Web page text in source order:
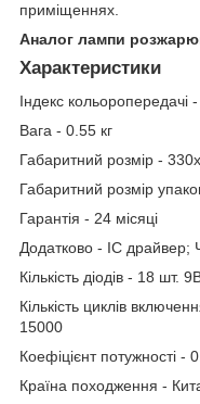
приміщеннях.
Аналог лампи
Характеристики
Індекс кольоропередачі
Вага - 0.55 кг
Габаритний розмір -
Габаритний розмір
Гарантія - 24 місяці
Додатково - IC драйвер;
Кількість діодів - 18 шт.
Кількість циклів
15000
Коефіцієнт потужності -
Країна походження -